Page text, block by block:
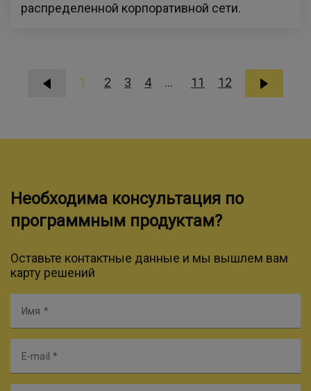
распределенной корпоративной сети.
1 2 3 4 ... 11 12
Необходима консультация по
программным продуктам?
Оставьте контактные данные и мы вышлем вам
карту решений
Имя
E-mail